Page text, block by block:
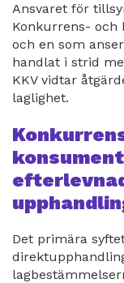
Ansvaret för
Konkurrens- och
och en som
handlat i strid
KKV vidtar
laglighet.
Det primära